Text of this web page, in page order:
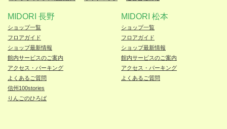
MIDORI 長野
ショップ一覧
フロアガイド
ショップ最新情報
館内サービスのご案内
アクセス・パーキング
よくあるご質問
信州100stories
りんごのひろば
MIDORI 松本
ショップ一覧
フロアガイド
ショップ最新情報
館内サービスのご案内
アクセス・パーキング
よくあるご質問